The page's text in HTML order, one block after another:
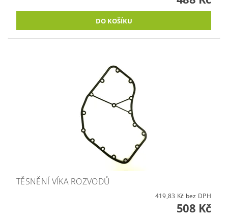
TĚSNĚNÍ VÍKA ROZVODŮ
419,83 Kč bez DPH
508 Kč